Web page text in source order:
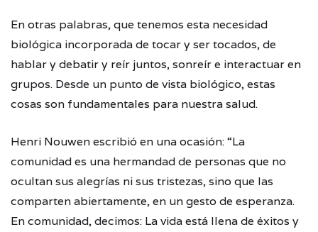
En otras palabras, que tenemos esta necesidad
biológica incorporada de tocar y ser tocados, de
hablar y debatir y reír juntos, sonreír e interactuar en
grupos. Desde un punto de vista biológico, estas
cosas son fundamentales para nuestra salud.
Henri Nouwen escribió en una ocasión: “La
comunidad es una hermandad de personas que no
ocultan sus alegrías ni sus tristezas, sino que las
comparten abiertamente, en un gesto de esperanza.
En comunidad, decimos: La vida está llena de éxitos y